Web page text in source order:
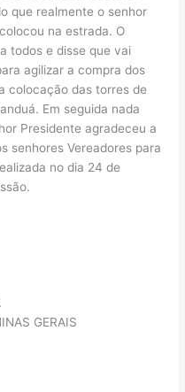
que realmente o senhor
na estrada. O
todos e disse que vai
agilizar a compra dos
colocação das torres de
Em seguida nada
Presidente agradeceu a
senhores Vereadores para
no dia 24 de
GERAIS